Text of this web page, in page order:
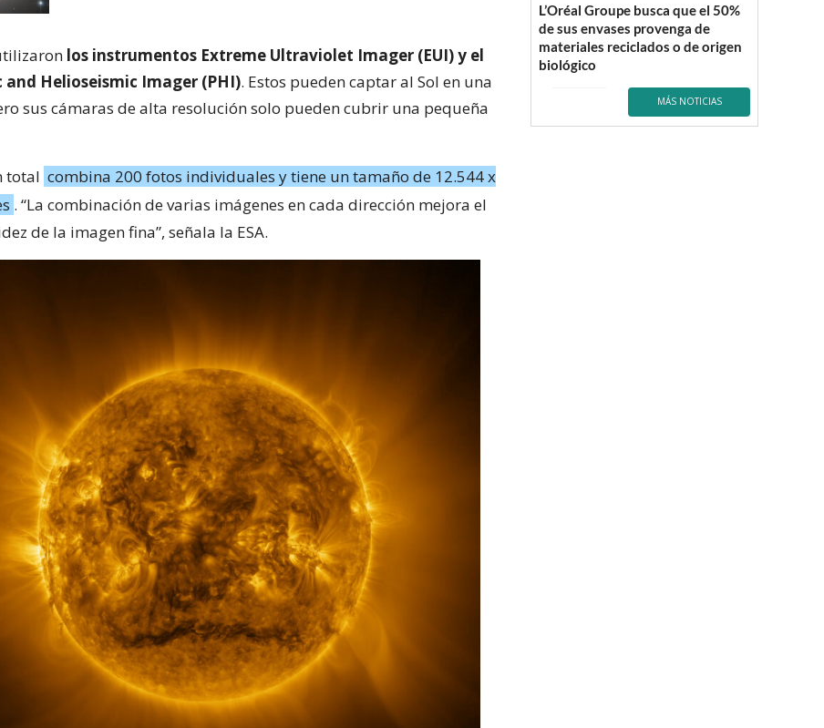
los instrumentos Extreme Ultraviolet Imager (EUI) y el
Helioseismic Imager (PHI). Estos pueden captar al Sol en una
sus cámaras de alta resolución solo pueden cubrir una pequeña
total combina 200 fotos individuales y tiene un tamaño de 12.544 x
. “La combinación de varias imágenes en cada dirección mejora el
de la imagen fina”, señala la ESA.
L’Oréal Groupe busca que el 50%
de sus envases provenga de
materiales reciclados o de origen
biológico
MÁS NOTICIAS